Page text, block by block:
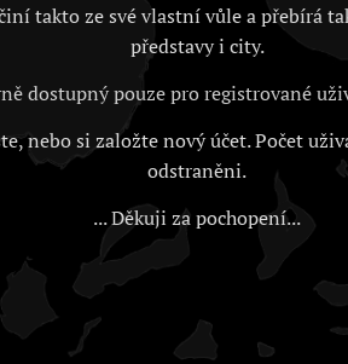
takto ze své vlastní vůle a přebírá
představy i city.
dostupný pouze pro registrované
nebo si založte nový účet. Počet
odstraněni.
... Děkuji za pochopení...